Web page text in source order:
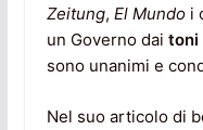
Zeitung, El Mundoi
un Governo dai toni
sono unanimi e
Nel suo articolo di